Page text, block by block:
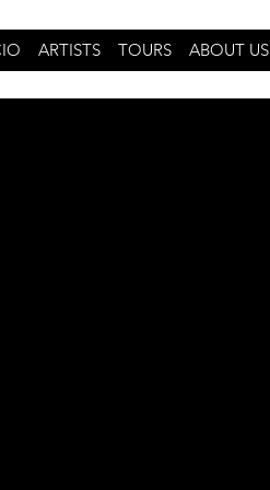
ARTISTS TOURS ABOUT US